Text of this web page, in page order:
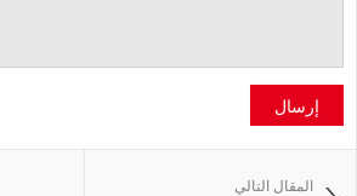
إرسال
المقال التالي